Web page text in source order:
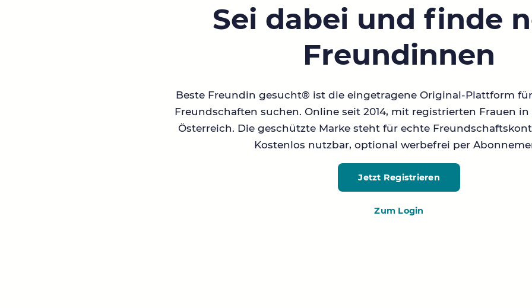
Sei dabei und finde
Freundinnen
Beste Freundin gesucht® ist die eingetragene Original-Plattform
Freundschaften suchen. Online seit 2014, mit registrierten Frauen
Österreich. Die geschützte Marke steht für echte
Kostenlos nutzbar, optional werbefrei per
Jetzt Registrieren
Zum Login